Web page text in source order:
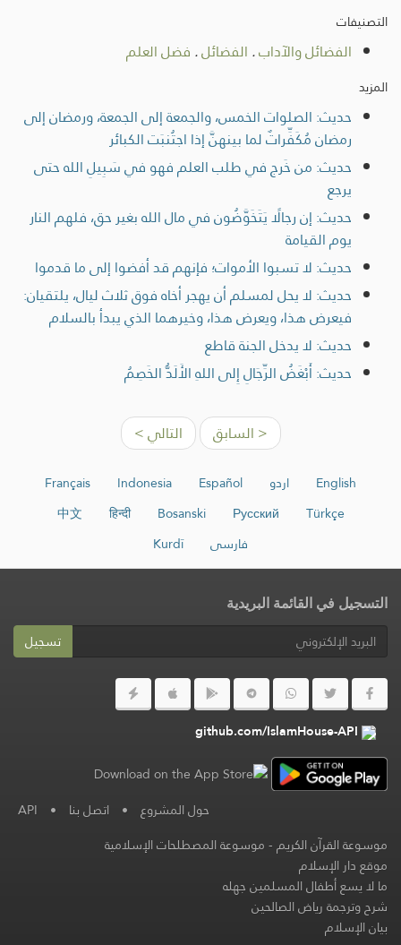
التصنيفات
الفضائل والآداب. الفضائل. فضل العلم
المزيد
حديث: الصلوات الخمس، والجمعة إلى الجمعة، ورمضان إلى
رمضان مُكَفِّراتٌ لما بينهنَّ إذا اجتُنبَت الكبائر
حديث: من خَرج في طلب العلم فهو في سَبِيلِ الله حتى
يرجع
حديث: إن رجالًا يَتَخَوَّضُون في مال الله بغير حق، فلهم النار
يوم القيامة
حديث: لا تسبوا الأموات؛ فإنهم قد أفضوا إلى ما قدموا
حديث: لا يحل لمسلم أن يهجر أخاه فوق ثلاث ليال، يلتقيان:
فيعرض هذا، ويعرض هذا، وخيرهما الذي يبدأ بالسلام
حديث: لا يدخل الجنة قاطع
حديث: أَبْغَضُ الرِّجَالِ إِلى اللهِ الأَلَدُّ الخَصِمُ
< السابق التالي >
English اردو Español
Indonesia
Français
Türkçe
Русский
Bosanski
हिन्दी
中文
فارسی
Kurdî
التسجيل في القائمة البريدية
تسجيل
github.com/IslamHouse-API
حول المشروع • اتصل بنا •
API
موسوعة القرآن الكريم-موسوعة المصطلحات الإسلامية
موقع دار الإسلام
ما لا يسع أطفال المسلمين جهله
شرح وترجمة رياض الصالحين
بيان الإسلام